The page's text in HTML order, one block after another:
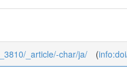
_article/-char/ja/ (